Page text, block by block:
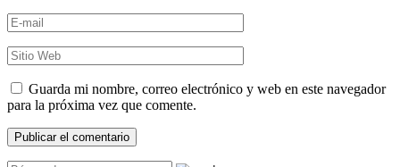
Guarda mi nombre, correo electrónico y web en este navegador
para la próxima vez que comente.